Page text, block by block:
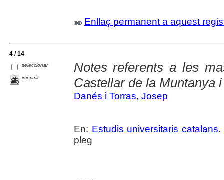
Enllaç permanent a aquest
4 / 14
seleccionar
imprimir
Notes referents a les
Castellar de la Muntanya
Danés i Torras, Josep
En: Estudis universitaris catalans.
pleg